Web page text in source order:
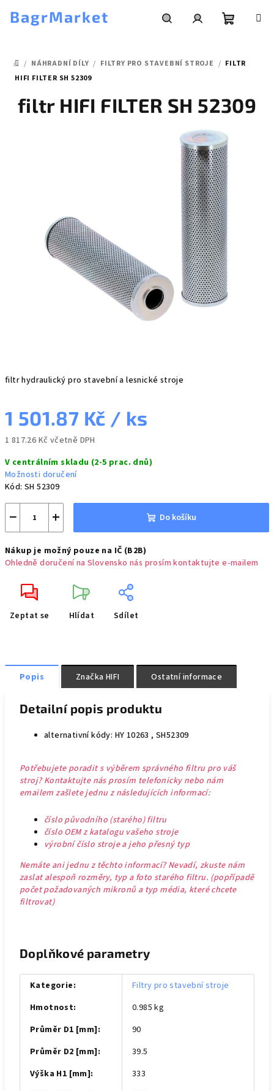
BagrMarket
DOMŮ
/ NÁHRADNÍ DÍLY / FILTRY PRO STAVEBNÍ STROJE / FILTR
HIFI FILTER SH 52309
filtr hydraulický pro stavební a lesnické stroje
1 501.87 Kč / ks
1 817.26 Kč včetně DPH
cena:
V centrálním skladu (2-5 prac. dnů)
Možnosti doručení
Kód: SH 52309
+
− Do košíku
Nákup je možný pouze na IČ (B2B)
Ohledně doručení na Slovensko nás prosím kontaktujte e-mailem
Zeptat se Hlídat Sdílet
filtr HIFI FILTER SH 52309
Popis Značka HIFI Ostatní informace
Detailní popis produktu
alternativní kódy: HY 10263 , SH52309
Potřebujete poradit s výběrem správného filtru pro váš
stroj? Kontaktujte nás prosím telefonicky nebo nám
emailem zašlete jednu z následujících informací:
číslo původního (starého) filtru
číslo OEM z katalogu vašeho stroje
výrobní číslo stroje a jeho přesný typ
Nemáte ani jednu z těchto informací? Nevadí, zkuste nám
zaslat alespoň rozměry, typ a foto starého filtru. (popřípadě
počet požadovaných mikronů a typ média, které chcete
filtrovat)
Doplňkové parametry
Kategorie:
Filtry pro stavební stroje
Hmotnost:
0.985 kg
Průměr D1 [mm]:
90
Průměr D2 [mm]:
39.5
Výška H1 [mm]:
333